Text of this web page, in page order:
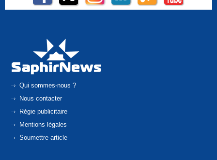
Qui sommes-nous ?
Nous contacter
Régie publicitaire
Mentions légales
Soumettre article